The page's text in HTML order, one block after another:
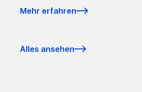
Mehr erfahren
Alles ansehen